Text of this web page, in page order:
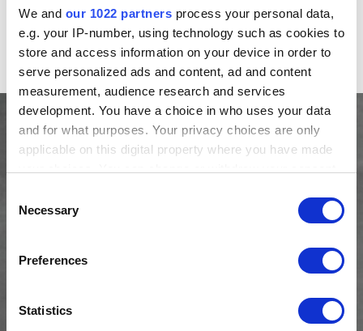
We and our 1022 partners process your personal data,
e.g. your IP-number, using technology such as cookies to
store and access information on your device in order to
serve personalized ads and content, ad and content
measurement, audience research and services
development. You have a choice in who uses your data
and for what purposes. Your privacy choices are only
applicable on this digital property where you have made
the Privacy trigger icon.
Collect information about your geographical location
Identify your device by actively scanning it for
Selection
Necessary
Preferences
Statistics
Dynamik und einer starken Bedeutung für die BMW
Group», sagt Sylvia Neubauer. Sie wolle die starke
Position der BMW Group im Schweizer Markt weiter
ausbauen.